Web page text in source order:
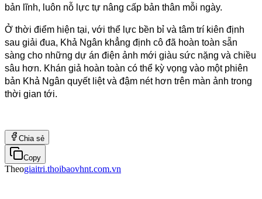
bản lĩnh, luôn nỗ lực tự nâng cấp bản thân mỗi ngày.
Ở thời điểm hiện tại, với thể lực bền bỉ và tâm trí kiên định
sau giải đua, Khả Ngân khẳng định cô đã hoàn toàn sẵn
sàng cho những dự án điện ảnh mới giàu sức nặng và chiều
sâu hơn. Khán giả hoàn toàn có thể kỳ vọng vào một phiên
bản Khả Ngân quyết liệt và đậm nét hơn trên màn ảnh trong
thời gian tới.
Chia sẻ
Copy
Theogiaitri.thoibaovhnt.com.vn